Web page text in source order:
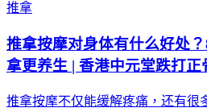
推拿
推拿按摩对身体有什么好处
拿更养生 | 香港中元堂跌打正
推拿按摩不仅能缓解疼痛，还有很